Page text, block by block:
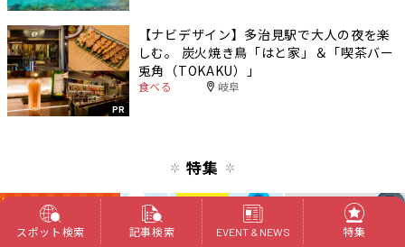
PR
【ナビデザイン】多治見駅で大人の夜を楽
しむ。 炭火焼き鳥「はと家」＆「喫茶バー
兎角（TOKAKU）」
食べる 岐阜
特集
スポット検索 記事検索 EVENT & NEWS 特集